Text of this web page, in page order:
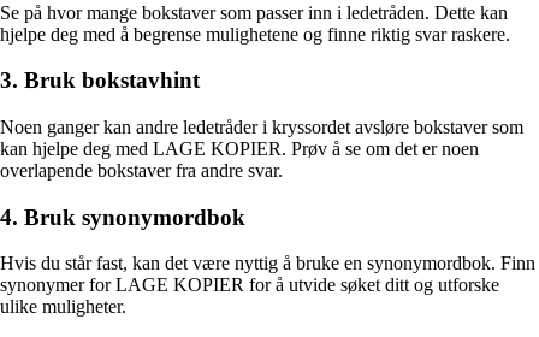
Se på hvor mange bokstaver som passer inn i ledetråden. Dette kan
hjelpe deg med å begrense mulighetene og finne riktig svar raskere.
3. Bruk bokstavhint
Noen ganger kan andre ledetråder i kryssordet avsløre bokstaver som
kan hjelpe deg med LAGE KOPIER. Prøv å se om det er noen
overlapende bokstaver fra andre svar.
4. Bruk synonymordbok
Hvis du står fast, kan det være nyttig å bruke en synonymordbok. Finn
synonymer for LAGE KOPIER for å utvide søket ditt og utforske
ulike muligheter.